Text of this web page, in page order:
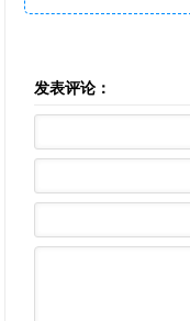
发表评论：